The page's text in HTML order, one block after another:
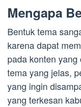
Mengapa
Bentuk tema
karena dapat
pada konten
tema yang jelas,
yang ingin
yang terkesan